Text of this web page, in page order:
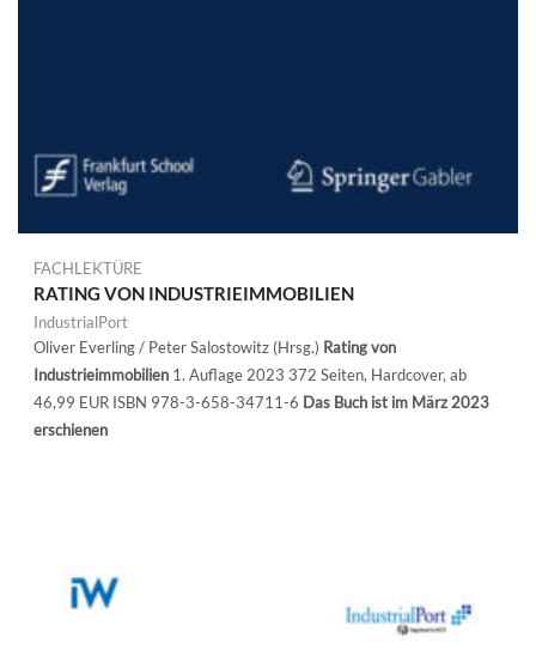
FACHLEKTÜRE
RATING VON INDUSTRIEIMMOBILIEN
IndustrialPort
Oliver Everling / Peter Salostowitz (Hrsg.) Rating von
Industrieimmobilien 1. Auflage 2023 372 Seiten, Hardcover, ab
46,99 EUR ISBN 978-3-658-34711-6 Das Buch ist im März 2023
erschienen